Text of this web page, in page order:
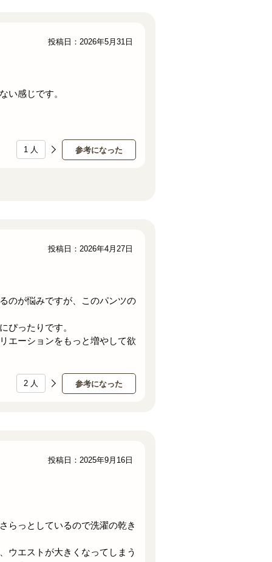
い感じです。
参考になった
1 人
投稿日：2026年5月31日
のが悩みですが、このパンツの
ぴったりです。
エーションをもっと増やして欲
参考になった
2 人
投稿日：2026年4月27日
らっとしているので洗濯の乾き
ウエストが大きくなってしまう
投稿日：2025年9月16日